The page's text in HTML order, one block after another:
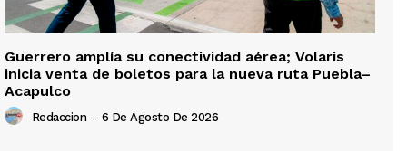
Guerrero amplía su conectividad aérea; Volaris
inicia venta de boletos para la nueva ruta Puebla–
Acapulco
Redaccion - 6 De Agosto De 2026